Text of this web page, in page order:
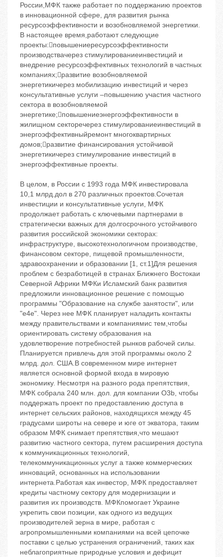
России,МФК также работает по поддержанию проектов
в инновационной сфере, для развития рынка
ресурсоэффективности и возобновляемой энергетики.
В настоящее время,работают следующие
проекты:повышениересурсоэффективности
производствачерез стимулированиеинвестиций и
внедрение ресурсоэффективных технологий в частных
компаниях;развитие возобновляемой
энергетикичерез мобилизацию инвестиций и через
консультативные услуги –повышению участия частного
сектора в возобновляемой
энергетике;повышениеэнергоэффективности в
жилищном секторечерез стимулированиеинвестиций в
энергоэффективныйремонт многоквартирных
домов;развитие финансирования устойчивой
энергетикичерез стимулирование инвестиций в
энергоэффективные проекты.
В целом, в России с 1993 года МФК инвестировала
10,1 млрд.дол в 270 различных проектов.Сочетая
инвестиции и консультативные услуги, МФК
продолжает работать с ключевыми партнерами в
стратегически важных для долгосрочного устойчивого
развития российской экономики секторах:
инфраструктуре, высокотехнологичном производстве,
финансовом секторе, пищевой промышленности,
здравоохранении и образовании [1, ст.1]Для решения
проблем с безработицей в странах Ближнего Востокаи
Северной Африки МФКи Исламский банк развития
предложили инновационное решение с помощью
программы "Образование на службе занятости", или
"е4е". Через нее МФК планирует наладить контакты
между правительствами и компаниямис тем,чтобы
ориентировать систему образования на
удовлетворение потребностей рынков рабочей силы.
Планируется привлечь для этой программы около 2
млрд. дол. США.В современном мире интернет
является основной формой входа в мировую
экономику. Несмотря на разного рода препятствия,
МФК собрала 240 млн. дол. для компании O3b, чтобы
поддержать проект по предоставлению доступа в
интернет сельских районов, находящихся между 45
градусами широты на севере и юге от экватора, таким
образом МФК снимает препятствия,что мешают
развитию частного сектора, путем расширения доступа
к коммуникационных технологий,
телекоммуникационных услуг а также коммерческих
инноваций, основанных на использовании
интернета.Работая как инвестор, МФК предоставляет
кредиты частному сектору для модернизации и
развития их производств. МФКпомогает Украине
укрепить свои позиции, как одного из ведущих
производителей зерна в мире, работая с
агропромышленными компаниями на всей цепочке
поставки с целью устранения ограничений, таких как
неблагоприятные природные условия и дефицит